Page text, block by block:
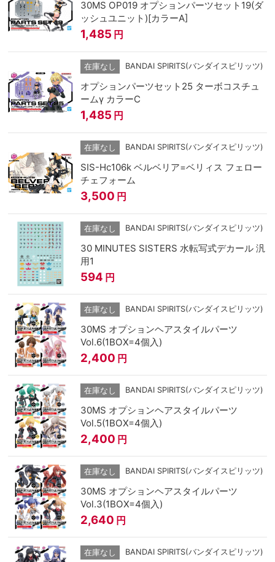
30MS OP019 オプションパーツセット19(ダ
ッシュユニット)[カラーA]
1,485 円
在庫なし BANDAI SPIRITS(バンダイスピリッツ)
オプションパーツセット25 ターボコスチュ
ームγ カラーC
1,485 円
在庫なし BANDAI SPIRITS(バンダイスピリッツ)
SIS-Hc106k ベルベリア=ベリィス フェロー
チェフォーム
3,500 円
在庫なし BANDAI SPIRITS(バンダイスピリッツ)
30 MINUTES SISTERS 水転写式デカール 汎
用1
594 円
在庫なし BANDAI SPIRITS(バンダイスピリッツ)
30MS オプションヘアスタイルパーツ
Vol.6(1BOX=4個入)
2,400 円
在庫なし BANDAI SPIRITS(バンダイスピリッツ)
30MS オプションヘアスタイルパーツ
Vol.5(1BOX=4個入)
2,400 円
在庫なし BANDAI SPIRITS(バンダイスピリッツ)
30MS オプションヘアスタイルパーツ
Vol.3(1BOX=4個入)
2,640 円
在庫なし BANDAI SPIRITS(バンダイスピリッツ)